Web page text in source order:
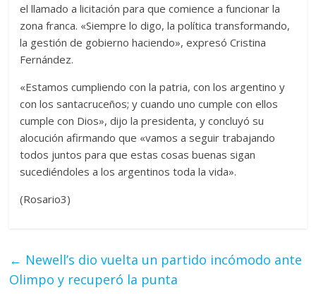
el llamado a licitación para que comience a funcionar la
zona franca. «Siempre lo digo, la política transformando,
la gestión de gobierno haciendo», expresó Cristina
Fernández.
«Estamos cumpliendo con la patria, con los argentino y
con los santacruceños; y cuando uno cumple con ellos
cumple con Dios», dijo la presidenta, y concluyó su
alocución afirmando que «vamos a seguir trabajando
todos juntos para que estas cosas buenas sigan
sucediéndoles a los argentinos toda la vida».
(Rosario3)
← Newell’s dio vuelta un partido incómodo ante
Olimpo y recuperó la punta